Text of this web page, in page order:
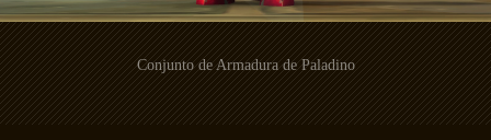
Conjunto de Armadura de Paladino